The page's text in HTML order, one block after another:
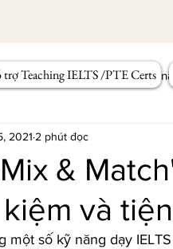
Teaching IELTS /PTE Certs
Workshop Tiếng Anh Kỹ
&
và
2021 2 phút đọc
một số kỹ năng dạy